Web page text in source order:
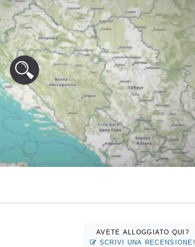
AVETE ALLOGGIATO QUI?
SCRIVI UNA RECENSIONE!